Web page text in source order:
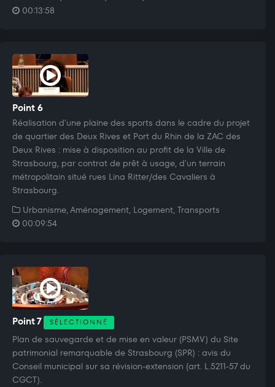
00:13:58
Point 6
Réalisation d'une plaine des sports dans le cadre du projet
de quartier des Deux Rives et Port du Rhin de la ZAC des
Deux Rives : mise à disposition au profit de la Ville de
Strasbourg, par contrat de prêt à usage, d'un terrain
métropolitain situé rues Lina Ritter/des Cavaliers à
Strasbourg.
Urbanisme, Aménagement, Logement, Transports
00:09:54
Point 7 SÉLECTIONNÉ
Plan de sauvegarde et de mise en valeur (PSMV) du Site
patrimonial remarquable de Strasbourg (SPR) : avis du
Conseil municipal sur sa révision-extension (art. L.5211-57 du
CGCT).